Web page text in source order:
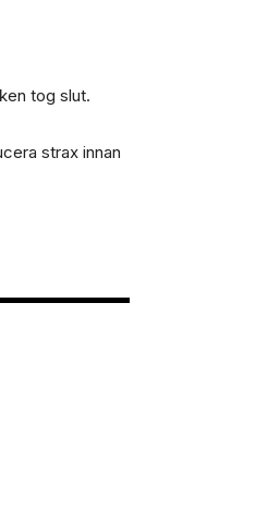
tog slut.
strax innan